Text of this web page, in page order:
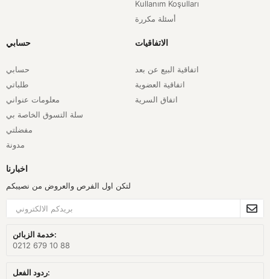
Kullanım Koşulları
أسئلة مكررة
حسابي
حسابي
طلباتي
معلومات عنواني
سلة التسوق الخاصة بي
مفضلتي
مدونة
الاتفاقيات
اتفاقية البيع عن بعد
اتفاقية العضوية
اتفاق السرية
اخبارنا
لتكن اول الفرص والعروض من نصيبكم
خدمة الزبائن:
0212 679 10 88
ردود الفعل: